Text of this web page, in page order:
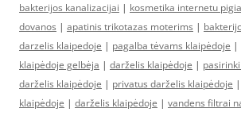
bakterijos kanalizacijai | kosmetika internetu
dovanos | apatinis trikotazas moterims |
darzelis klaipedoje | pagalba tėvams klaipėdoje |
klaipėdoje gelbėja | darželis klaipėdoje |
darželis klaipėdoje | privatus darželis klaipėdoje |
klaipėdoje | darželis klaipėdoje | vandens filtrai